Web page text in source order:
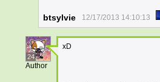
btsylvie 12/17/2013 14:10:13
24
Author
xD